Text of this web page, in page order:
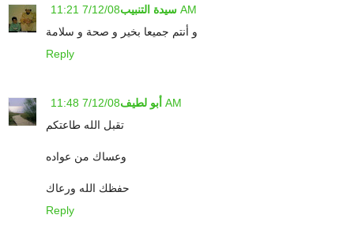
سيدة التنبيب 7/12/08 11:21 AM
و أنتم جميعا بخير و صحة و سلامة
Reply
أبو لطيف 7/12/08 11:48 AM
تقبل الله طاعتكم
وعساك من عواده
حفظك الله ورعاك
Reply